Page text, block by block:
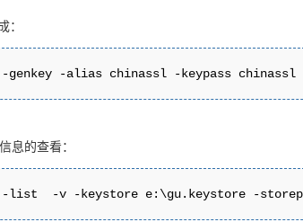
：
-alias chinassl -keypass chinassl -
息的查看：
list  -v -keystore e:\gu.keystore -